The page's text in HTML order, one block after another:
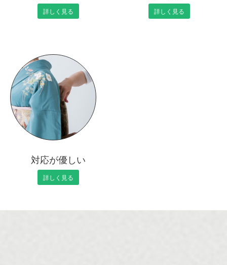
詳しく見る 詳しく見る
対応が優しい
詳しく見る